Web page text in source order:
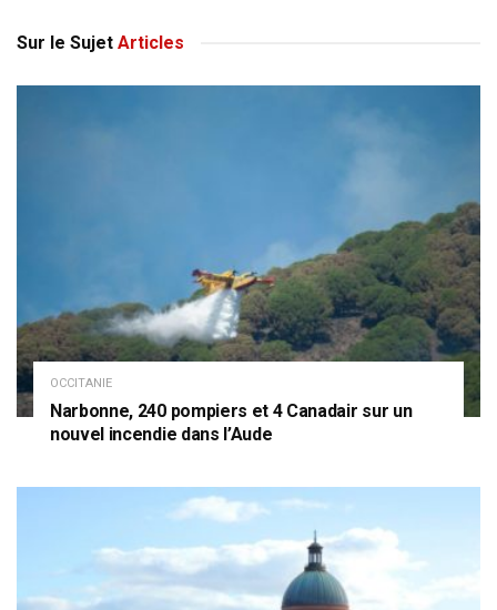
Sur le Sujet Articles
OCCITANIE
Narbonne, 240 pompiers et 4 Canadair sur un
nouvel incendie dans l’Aude